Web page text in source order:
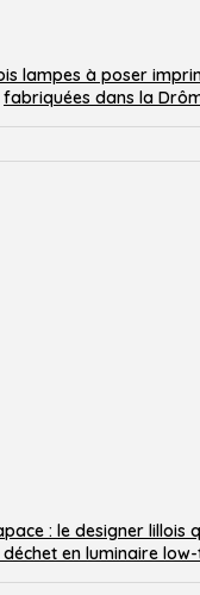
lampes à poser
fabriquées dans la
: le designer lillois
déchet en luminaire